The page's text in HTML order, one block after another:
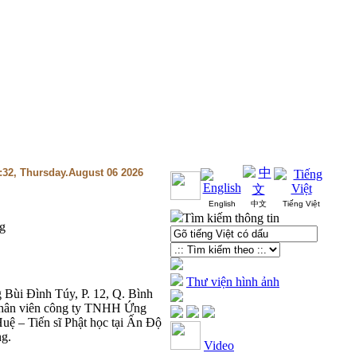
Thursday.August 06 2026
Bùi Đình Túy, P. 12, Q. Bình
viên công ty TNHH Ứng
– Tiến sĩ Phật học tại Ấn Độ
English 中文 Tiếng Việt
Tìm kiếm thông tin
Thư viện hình ảnh
Video